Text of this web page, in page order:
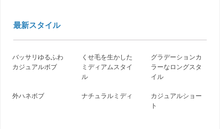
最新スタイル
バッサリゆるふわ
カジュアルボブ
くせ毛を生かした
ミディアムスタイ
ル
グラデーションカ
ラーなロングスタ
イル
外ハネボブ ナチュラルミディ
カジュアルショー
ト